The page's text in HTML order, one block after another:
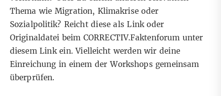
Thema wie Migration, Klimakrise oder
Sozialpolitik? Reicht diese als Link oder
Originaldatei beim CORRECTIV.Faktenforum unter
diesem Linkein.Vielleicht werden wir deine
Einreichung in einem der Workshops gemeinsam
überprüfen.